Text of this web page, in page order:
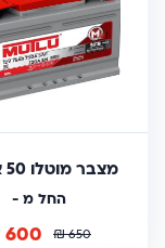
מצבר מוטלו 50 אמפר
החל מ -
650
₪
600